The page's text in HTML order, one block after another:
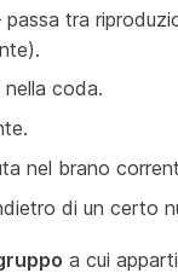
passa tra
coda.
nel brano
di un certo
a cui